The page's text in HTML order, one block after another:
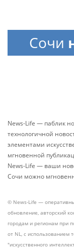
Сочи
News-Life — паблик
технологичной
элементами
мгновенной
News-Life — ваши
Сочи можно
© News-Life —
обновление, авторский
городам и регионам при
от NL, с использованием
"искусственного